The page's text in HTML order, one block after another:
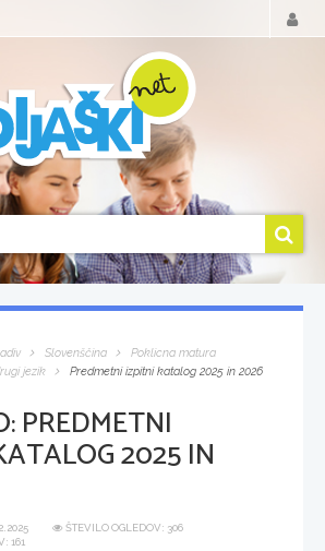
Slovenščina
Poklicna matura
jezik
Predmetni izpitni katalog 2025 in 2026
PREDMETNI
2025 IN
ŠTEVILO OGLEDOV: 306
161